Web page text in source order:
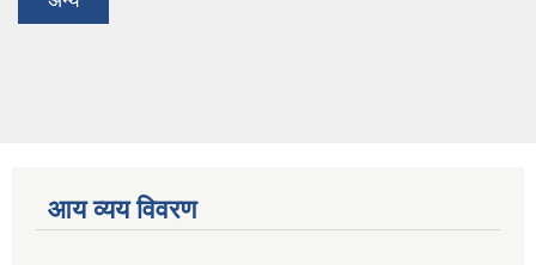
आय व्यय विवरण